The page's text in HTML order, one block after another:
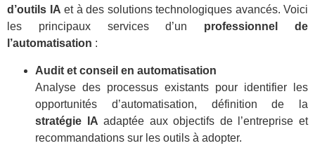
d’outils IA et à des solutions technologiques avancés. Voici
les principaux services d’un professionnel de
l’automatisation :
Audit et conseil en automatisation
Analyse des processus existants pour identifier les
opportunités d’automatisation, définition de la
stratégie IA adaptée aux objectifs de l’entreprise et
recommandations sur les outils à adopter.